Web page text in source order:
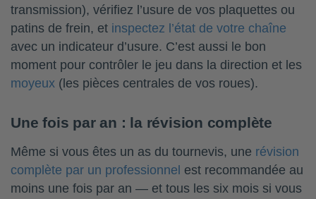
transmission), vérifiez l’usure de vos plaquettes ou
patins de frein, et inspectez l’état de votre chaîne
avec un indicateur d’usure. C’est aussi le bon
moment pour contrôler le jeu dans la direction et les
moyeux (les pièces centrales de vos roues).
Une fois par an : la révision complète
Même si vous êtes un as du tournevis, une révision
complète par un professionnel est recommandée au
moins une fois par an — et tous les six mois si vous